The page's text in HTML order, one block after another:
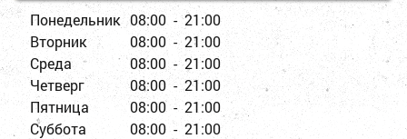
Понедельник 08:00 - 21:00
Вторник
08:00 - 21:00
Среда
08:00 - 21:00
Четверг
08:00 - 21:00
Пятница
08:00 - 21:00
Суббота
08:00 - 21:00